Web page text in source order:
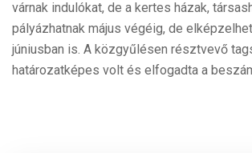
várnak indulókat, de a kertes házak,
pályázhatnak május végéig, de
júniusban is. A közgyűlésen résztvevő
határozatképes volt és elfogadta a